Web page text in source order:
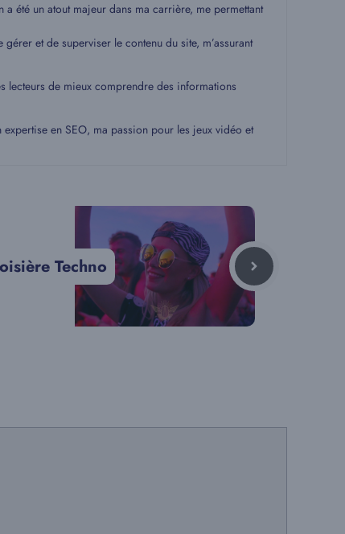
été un atout majeur dans ma carrière, me permettant
et de superviser le contenu du site, m’assurant
lecteurs de mieux comprendre des informations
en SEO, ma passion pour les jeux vidéo et
Techno